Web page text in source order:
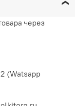
через
(Watsapp